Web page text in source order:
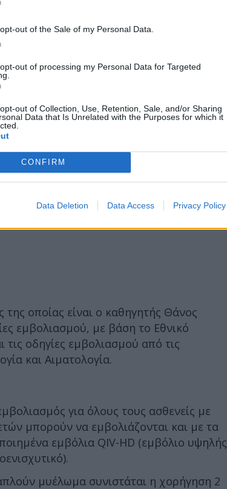
out of the Sale of my Personal Data.
out of processing my Personal Data for Targeted
out of Collection, Use, Retention, Sale, and/or Sharing
Data that Is Unrelated with the Purposes for which it
CONFIRM
Data Deletion Data Access Privacy Policy
της οποίας είναι ο καθηγητής Θάνος
εμβολιασμού, με βάση το Εθνικό
οδηγίες εμβολιασμού από τις
και Αιματολογία.
για όλους τους ασθενείς με
μπορούν να εμβολιάζονται και με τα
εμβόλια QIV-HD (εμβόλιο υψηλής
μυέλωμα συνιστάται η χορήγηση 2